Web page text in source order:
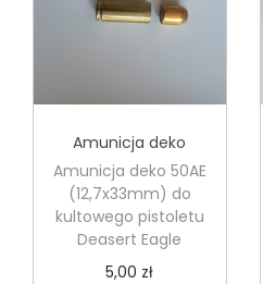
Amunicja deko
Amunicja deko 50AE
(12,7x33mm) do
kultowego pistoletu
Deasert Eagle
5,00 zł